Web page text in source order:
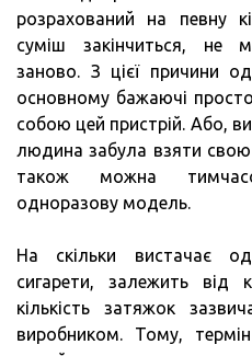
розрахований на певну
суміш закінчиться, не
заново. З цієї причини
основному бажаючі
собою цей пристрій. Або,
людина забула взяти свою
також можна
одноразову модель.
На скільки вистачає
сигарети, залежить від
кількість затяжок
виробником. Тому,